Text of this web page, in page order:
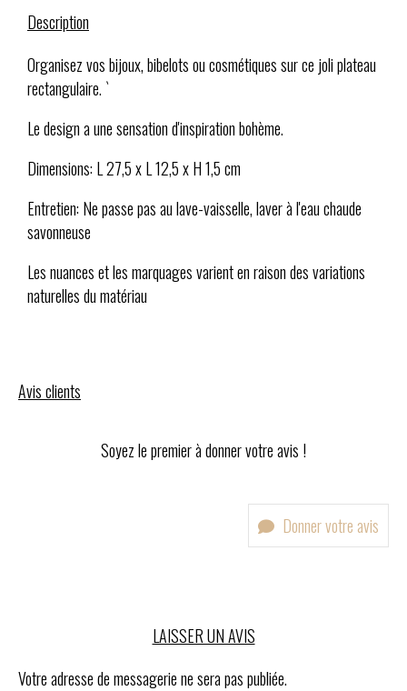
Description
Organisez vos bijoux, bibelots ou cosmétiques sur ce joli plateau
rectangulaire. `
Le design a une sensation d'inspiration bohème.
Dimensions: L 27,5 x L 12,5 x H 1,5 cm
Entretien: Ne passe pas au lave-vaisselle, laver à l'eau chaude
savonneuse
Les nuances et les marquages ​​varient en raison des variations
naturelles du matériau
Avis clients
Soyez le premier à donner votre avis !
Donner votre avis
LAISSER UN AVIS
Votre adresse de messagerie ne sera pas publiée.